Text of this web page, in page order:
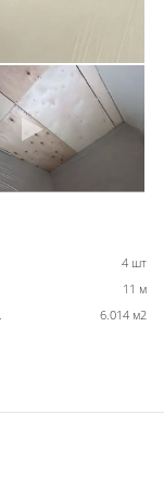
4 шт
11 м
6.014 м2